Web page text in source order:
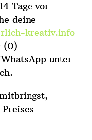
Tage vor
deine
kreativ.info
(0)
unter